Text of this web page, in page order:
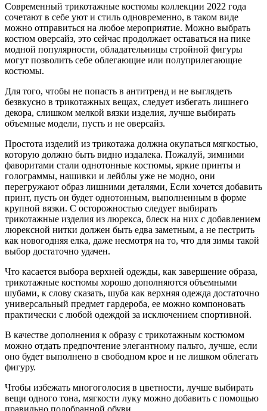
Современный трикотажные костюмы коллекции 2022 года
сочетают в себе уют и стиль одновременно, в таком виде
можно отправиться на любое мероприятие. Можно выбрать
костюм оверсайз, это сейчас продолжает оставаться на пике
модной популярности, обладательницы стройной фигуры
могут позволить себе облегающие или полуприлегающие
костюмы.
Для того, чтобы не попасть в антитренд и не выглядеть
безвкусно в трикотажных вещах, следует избегать лишнего
декора, слишком мелкой вязки изделия, лучше выбирать
объемные модели, пусть и не оверсайз.
Простота изделий из трикотажа должна окупаться мягкостью,
которую должно быть видно издалека. Пожалуй, зимними
фаворитами стали однотонные костюмы, яркие принты и
голограммы, нашивки и лейблы уже не модно, они
перегружают образ лишними деталями, Если хочется добавить
принт, пусть он будет однотонным, выполненным в форме
крупной вязки. С осторожностью следует выбирать
трикотажные изделия из люрекса, блеск на них с добавлением
люрексной нитки должен быть едва заметным, а не пестрить
как новогодняя елка, даже несмотря на то, что для зимы такой
выбор достаточно удачен.
Что касается выбора верхней одежды, как завершение образа,
трикотажные костюмы хорошо дополняются объемными
шубами, к слову сказать, шуба как верхняя одежда достаточно
универсальный предмет гардероба, ее можно компоновать
практически с любой одеждой за исключением спортивной.
В качестве дополнения к образу с трикотажным костюмом
можно отдать предпочтение элегантному пальто, лучше, если
оно будет выполнено в свободном крое и не лишком облегать
фигуру.
Чтобы избежать многоголосия в цветности, лучше выбирать
вещи одного тона, мягкости луку можно добавить с помощью
правильно подобранной обуви.